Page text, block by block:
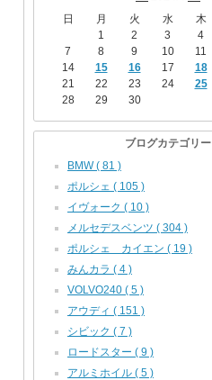
日
月 火 水 木
1
2 3 4
7
8 9 10 11
14
15 16 17 18
21
22 23 24 25
28
29 30
ブログカテゴリー
BMW ( 81 )
ポルシェ ( 105 )
イヴォーク ( 10 )
メルセデスベンツ ( 304 )
ポルシェ カイエン ( 19 )
みんカラ ( 4 )
VOLVO240 ( 5 )
アウディ ( 151 )
シビック ( 7 )
ロードスター ( 9 )
アルミホイル ( 5 )